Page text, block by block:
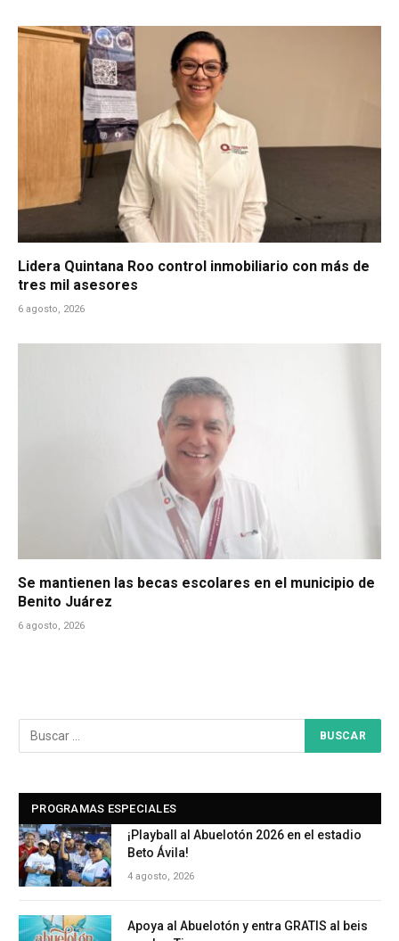
Lidera Quintana Roo control inmobiliario con más de
tres mil asesores
6 agosto, 2026
Se mantienen las becas escolares en el municipio de
Benito Juárez
6 agosto, 2026
PROGRAMAS ESPECIALES
¡Playball al Abuelotón 2026 en el estadio
Beto Ávila!
4 agosto, 2026
Apoya al Abuelotón y entra GRATIS al beis